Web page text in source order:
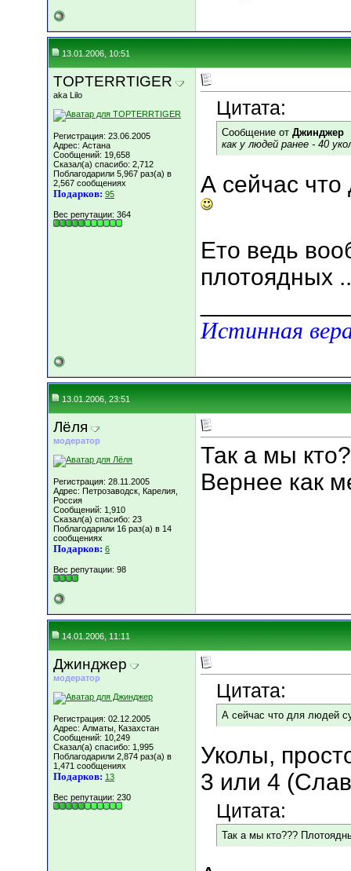
13.01.2006, 10:51
TOPTERRTIGER
aka Lilo
Регистрация: 23.06.2005
Адрес: Астана
Сообщений: 19,658
Сказал(а) спасибо: 2,712
Поблагодарили 5,967 раз(а) в
2,567 сообщениях
Подарков: 95
Вес репутации: 364
Цитата:
Сообщение от Джинджер
как у людей ранее - 40
А сейчас
Ето ведь
плотоядных
Истинная
13.01.2006, 23:51
Лёля
модератор
Регистрация: 28.11.2005
Адрес: Петрозаводск, Карелия,
Россия
Сообщений: 1,910
Сказал(а) спасибо: 23
Поблагодарили 16 раз(а) в 14
сообщениях
Подарков: 6
Вес репутации: 98
Так а мы
Вернее как
14.01.2006, 11:11
Джинджер
модератор
Регистрация: 02.12.2005
Адрес: Алматы, Казахстан
Сообщений: 10,249
Сказал(а) спасибо: 1,995
Поблагодарили 2,874 раз(а) в
1,471 сообщениях
Подарков: 13
Вес репутации: 230
Цитата:
А сейчас что для людей
Уколы,
3 или 4
Цитата:
Так а мы кто???